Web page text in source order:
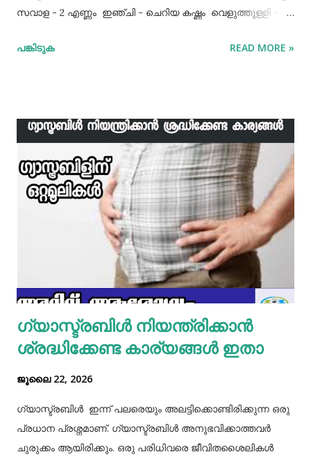
സവാള - 2 എണ്ണം ഇഞ്ചി - ചെറിയ കഷ്ണം വെളുത്തുള്ളി - 5
വിധം ചിക്കൻ കുറച്ച് ഉപ്പും കുരുമുളകുപൊടിയും
ഇഞ്ചി വെളുത്തുള്ളി, സവാള എന്നിവ ചേർത്ത് വഴറ്റാം.
ഇതിൽ പൊടികളെല്ലാം ചേർത്ത് ചൂടാക്കിയശേഷം വേവിച്ച്
മാറ്റിവച്ച ചിക്കൻ ചേർത്ത് ഒന്ന് ഇളകിയെടുക്കാം. ഇനി ഒരു
മിക്സിയുടെ ജാറിലേക്ക് മുട്ട, മൈദ, വെള്ളം പാകത്തിന് ഉപ്പ്
എന്നിവ ചേർത്ത് നന്നായിട്ട് അടിച്ചെടുക്കാം. ഇനി ഒരു പാനിൽ
മാവൊഴിച്ചു ദോശ ചുട്ടെടുക്കാം. ഇനി ഒരു പാത്രത്തിൽ മുട്ട
പൊട്ടിച്ച് ഒഴിക്കാം കൂടെത്തന്നെ പാൽ, കുരുമുളകുപൊടി, ഉപ്പ്,
മല്ലിയില എന്നിവ ചേർത്തൊരു മിക്സ്‌ തയാറാക്കാം. ഇനി
ഒരു പാനിൽ കുറച്ച് നെയ്യ് തടവിയ ശേഷം അതിൽ തയാ...
പങ്കിടുക READ MORE »
ഗ്യാസ്ട്രബിൾ നിയന്ത്രിക്കാൻ
ശ്രദ്ധിക്കേണ്ട കാര്യങ്ങൾ ഇതാ
ജൂലൈ 22, 2026
ഗ്യാസ്ട്രബിൾ ഇന്ന് പലരെയും അലട്ടിക്കൊണ്ടിരിക്കുന്ന ഒരു
പ്രധാന പ്രശ്നമാണ്. ഗ്യാസ്ട്രബിൾ അനുഭവിക്കാത്തവർ
ചുരുക്കം ആയിരിക്കും. ഒരു പരിധിവരെ ജീവിതശൈലികൾ